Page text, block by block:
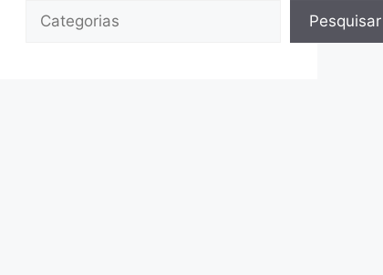
Pesquisar